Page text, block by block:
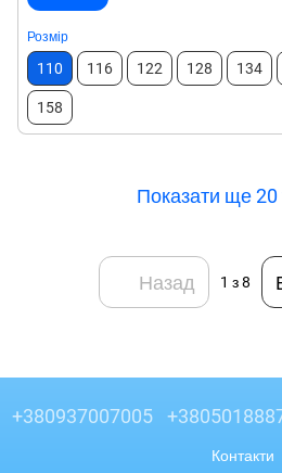
Розмір
110 116 122 128 134
158
Показати ще 20
Назад 1 з 8
+380937007005
Контакти